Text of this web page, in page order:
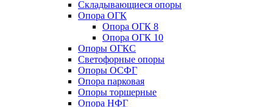
Складывающиеся опоры
Опора ОГК
Опора ОГК 8
Опора ОГК 10
Опоры ОГКС
Светофорные опоры
Опоры ОСФГ
Опора парковая
Опоры торшерные
Опора НФГ